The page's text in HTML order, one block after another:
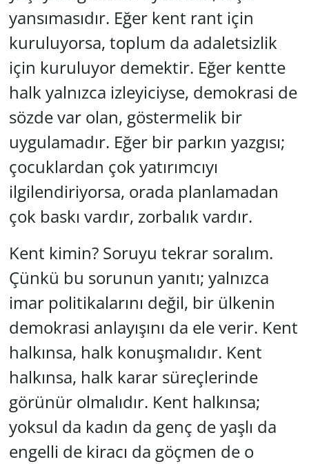
yansımasıdır. Eğer kent rant için
kuruluyorsa, toplum da adaletsizlik
için kuruluyor demektir. Eğer kentte
halk yalnızca izleyiciyse, demokrasi de
sözde var olan, göstermelik bir
uygulamadır. Eğer bir parkın yazgısı;
çocuklardan çok yatırımcıyı
ilgilendiriyorsa, orada planlamadan
çok baskı vardır, zorbalık vardır.
Kent kimin? Soruyu tekrar soralım.
Çünkü bu sorunun yanıtı; yalnızca
imar politikalarını değil, bir ülkenin
demokrasi anlayışını da ele verir. Kent
halkınsa, halk konuşmalıdır. Kent
halkınsa, halk karar süreçlerinde
görünür olmalıdır. Kent halkınsa;
yoksul da kadın da genç de yaşlı da
engelli de kiracı da göçmen de o